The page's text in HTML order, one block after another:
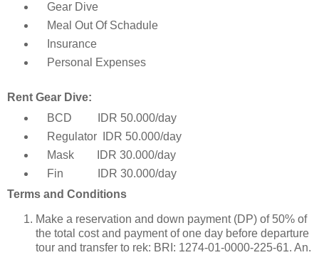
Gear Dive
Meal Out Of Schadule
Insurance
Personal Expenses
Rent Gear Dive:
BCD IDR 50.000/day
Regulator IDR 50.000/day
Mask IDR 30.000/day
Fin IDR 30.000/day
Terms and Conditions
Make a reservation and down payment (DP) of 50% of
the total cost and payment of one day before departure
tour and transfer to rek: BRI: 1274-01-0000-225-61. An.